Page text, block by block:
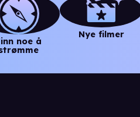
noe å
Nye filmer